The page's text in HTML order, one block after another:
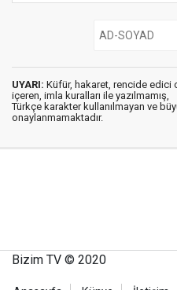
UYARI: Küfür, hakaret, rencide edici
içeren, imla kuralları ile yazılmamış,
Türkçe karakter kullanılmayan ve
onaylanmamaktadır.
Bizim TV © 2020